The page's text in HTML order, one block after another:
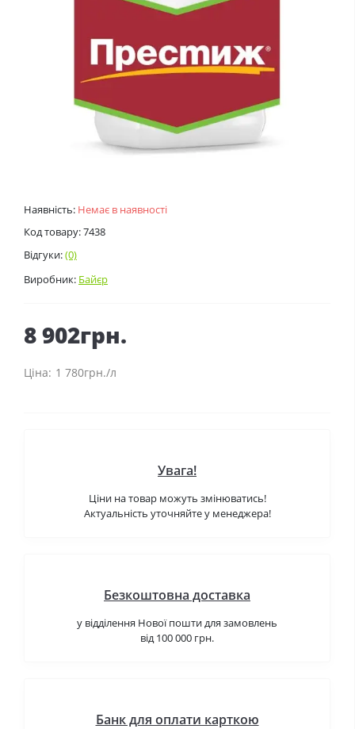
Наявність: Немає в наявності
Код товару: 7438
Відгуки:(0)
Виробник: Байєр
8 902грн.
1 780грн./л
Увага!
Ціни на товар можуть змінюватись!
Актуальність уточняйте у менеджера!
Безкоштовна доставка
у відділення Нової пошти для замовлень
від 100 000 грн.
Банк для оплати карткою